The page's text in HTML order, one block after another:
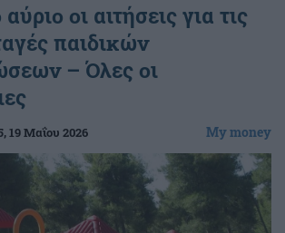
οι αιτήσεις για τις
παιδικών
– Όλες οι
, 19 Μαΐου 2026 My money